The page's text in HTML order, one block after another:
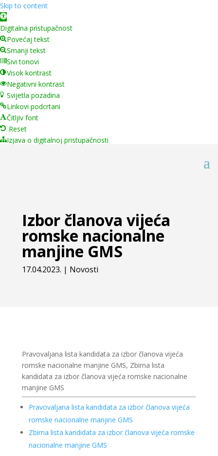
Skip to content
Open toolbar
Digitalna pristupačnost
Povećaj tekst
Smanji tekst
Sivi tonovi
Visok kontrast
Negativni kontrast
Svijetla pozadina
Linkovi podcrtani
Čitljiv font
Reset
Izjava o digitalnoj pristupačnosti
Izbor članova vijeća
romske nacionalne
manjine GMS
17.04.2023. | Novosti
Pravovaljana lista kandidata za izbor članova vijeća
romske nacionalne manjine GMS, Zbirna lista
kandidata za izbor članova vijeća romske nacionalne
manjine GMS
Pravovaljana lista kandidata za izbor članova vijeća
romske nacionalne manjine GMS
Zbirna lista kandidata za izbor članova vijeća romske
nacionalne manjine GMS